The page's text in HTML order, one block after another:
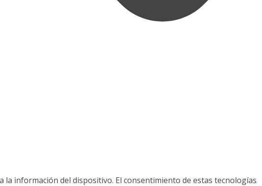
información del dispositivo. El consentimiento de estas tecnologías